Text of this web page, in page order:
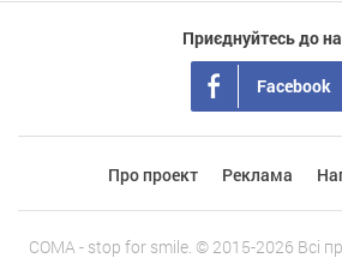
Приєднуйтесь до
Facebook
Про проект Реклама
COMA - stop for smile. © 2015-2026 Всі